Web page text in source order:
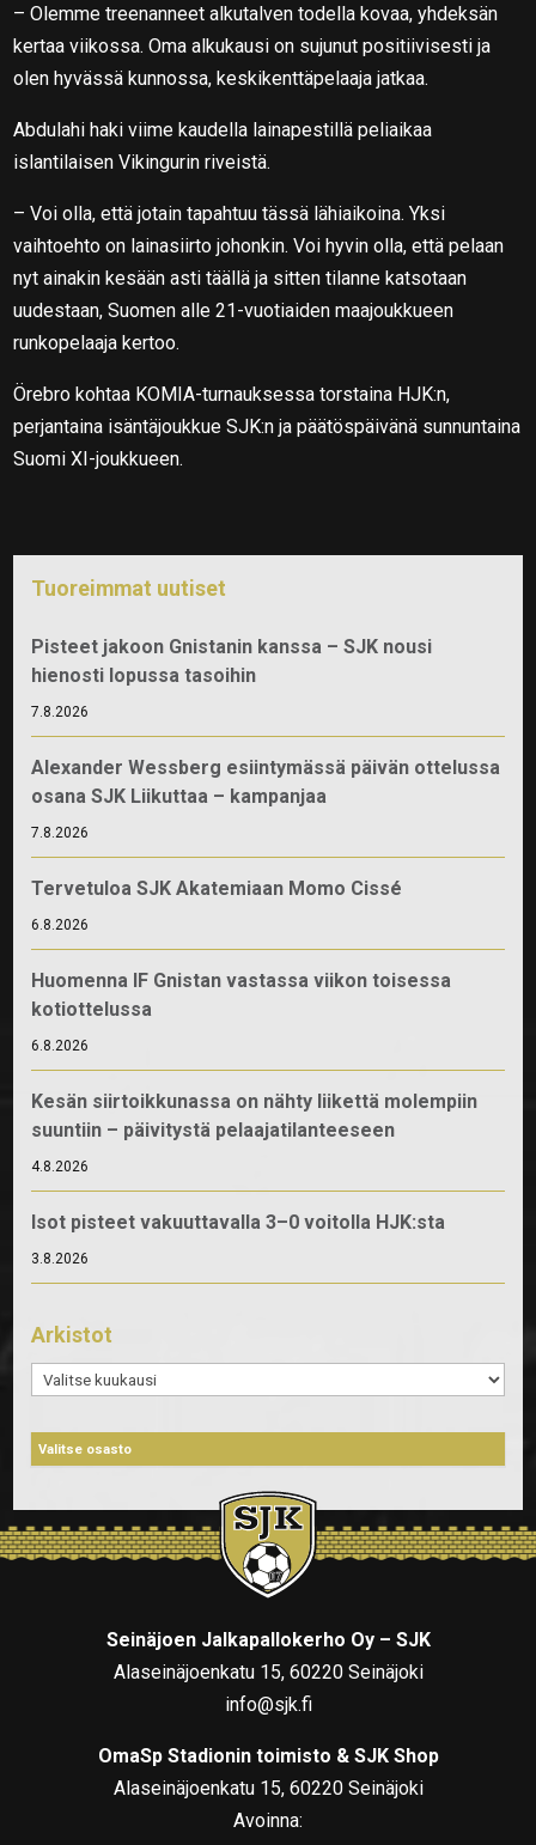
– Olemme treenanneet alkutalven todella kovaa, yhdeksän
kertaa viikossa. Oma alkukausi on sujunut positiivisesti ja
olen hyvässä kunnossa, keskikenttäpelaaja jatkaa.
Abdulahi haki viime kaudella lainapestillä peliaikaa
islantilaisen Vikingurin riveistä.
– Voi olla, että jotain tapahtuu tässä lähiaikoina. Yksi
vaihtoehto on lainasiirto johonkin. Voi hyvin olla, että pelaan
nyt ainakin kesään asti täällä ja sitten tilanne katsotaan
uudestaan, Suomen alle 21-vuotiaiden maajoukkueen
runkopelaaja kertoo.
Örebro kohtaa KOMIA-turnauksessa torstaina HJK:n,
perjantaina isäntäjoukkue SJK:n ja päätöspäivänä sunnuntaina
Suomi XI-joukkueen.
Tuoreimmat uutiset
Pisteet jakoon Gnistanin kanssa – SJK nousi
hienosti lopussa tasoihin
7.8.2026
Alexander Wessberg esiintymässä päivän ottelussa
osana SJK Liikuttaa – kampanjaa
7.8.2026
Tervetuloa SJK Akatemiaan Momo Cissé
6.8.2026
Huomenna IF Gnistan vastassa viikon toisessa
kotiottelussa
6.8.2026
Kesän siirtoikkunassa on nähty liikettä molempiin
suuntiin – päivitystä pelaajatilanteeseen
4.8.2026
Isot pisteet vakuuttavalla 3–0 voitolla HJK:sta
3.8.2026
Arkistot
Arkistot
Seinäjoen Jalkapallokerho Oy – SJK
Alaseinäjoenkatu 15, 60220 Seinäjoki
info@sjk.fi
OmaSp Stadionin toimisto & SJK Shop
Alaseinäjoenkatu 15, 60220 Seinäjoki
Avoinna: